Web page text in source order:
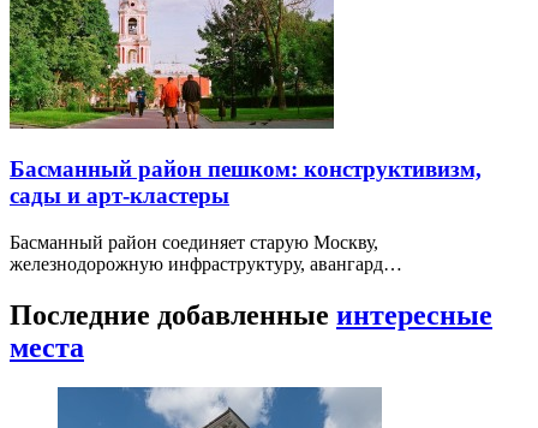
Басманный район пешком: конструктивизм,
сады и арт-кластеры
Басманный район соединяет старую Москву,
железнодорожную инфраструктуру, авангард…
Последние добавленные интересные
места